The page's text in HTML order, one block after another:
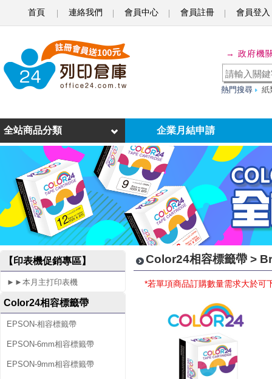
首頁 連絡我們 會員中心 會員註冊 會員登入
o
h
e
4
m
m
相
容
標
籤
帶
→ 政府機
熱門搜尋 紙
企業月結申請
全站商品分類
【印表機促銷專區】
►►本月主打印表機
Color24相容標籤帶
EPSON-相容標籤帶
EPSON-6mm相容標籤帶
EPSON-9mm相容標籤帶
Color24相容標籤帶 >
*若單項商品訂購數量需求大於可